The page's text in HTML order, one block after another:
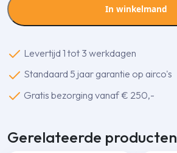
zwart
aantal
In winkelmand
Levertijd 1 tot 3 werkdagen
Standaard 5 jaar garantie op airco's
Gratis bezorging vanaf € 250,-
Gerelateerde producten